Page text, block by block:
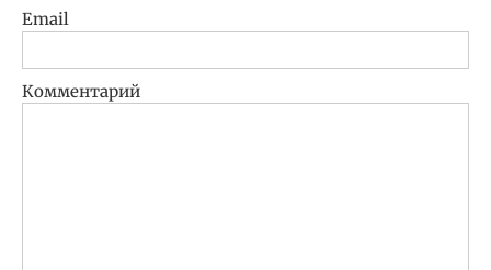
Email
Комментарий